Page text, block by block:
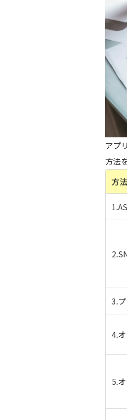
アプ
方法
方法
3.
4.
5.